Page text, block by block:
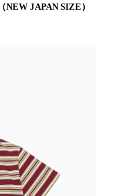
NEW JAPAN SIZE）